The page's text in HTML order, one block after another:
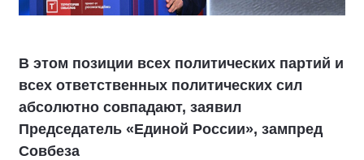
В этом позиции всех политических партий и
всех ответственных политических сил
абсолютно совпадают, заявил
Председатель «Единой России», зампред
Совбеза